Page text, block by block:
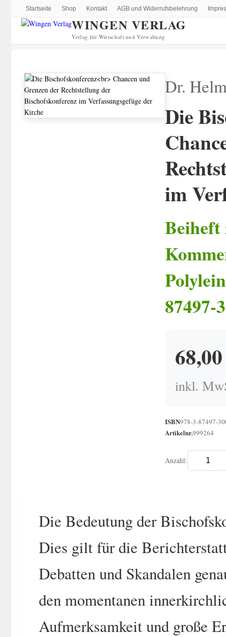
WINGEN VERLAG
Verlag für Wirtschaft und Verwaltung
Startseite Shop Kontakt AGB und Widerrufsbelehrung
Dr.
Die
im
Beiheft
87497-
inkl.
ISBN978-3-87497-
Artikelnr.999264
Anzahl:
Die Bedeutung der
Dies gilt für die
Debatten und Skandalen
den momentanen
Aufmerksamkeit und große